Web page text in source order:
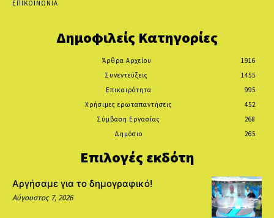
ΕΠΙΚΟΙΝΩΝΙΑ
Δημοφιλείς Κατηγορίες
Άρθρα Αρχείου
1916
Συνεντεύξεις
1455
Επικαιρότητα
995
Χρήσιμες ερωταπαντήσεις
452
Σύμβαση Εργασίας
268
Δημόσιο
265
Επιλογές εκδότη
Αργήσαμε για το δημογραφικό!
Αύγουστος 7, 2026